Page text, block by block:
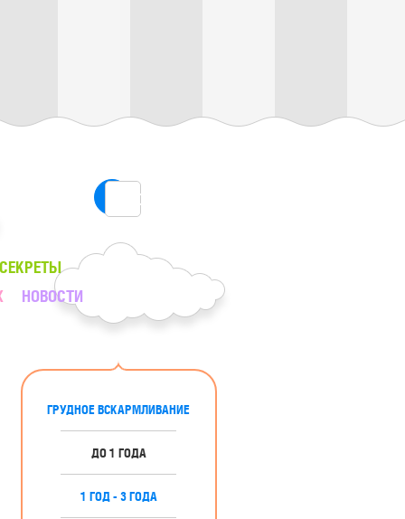
ПОИСК
НОВОСТИ
ГРУДНОЕ ВСКАРМЛИВАНИЕ
ДО 1 ГОДА
1 ГОД - 3 ГОДА